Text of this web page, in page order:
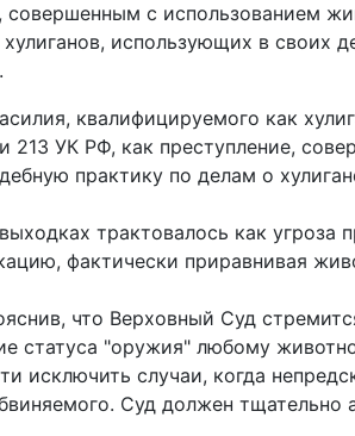
с использованием
использующих в своих
квалифицируемого как
213 УК РФ, как преступление,
практику по делам о
трактовалось как
фактически приравнивая
что Верховный Суд
статуса "оружия" любому
исключить случаи, когда
Суд должен тщательно